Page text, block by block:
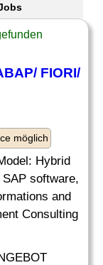
FIORI/
möglich
Hybrid
software,
and
Consulting